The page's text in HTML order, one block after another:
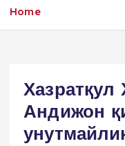
o
Home
Хазратқул
Андижон